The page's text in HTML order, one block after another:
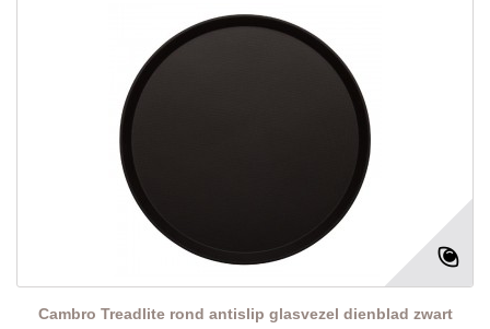
Cambro Treadlite rond antislip glasvezel dienblad zwart